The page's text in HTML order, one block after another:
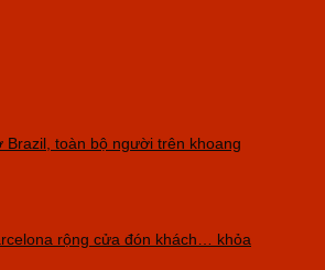
Brazil, toàn bộ người trên khoang
rộng cửa đón khách… khỏa